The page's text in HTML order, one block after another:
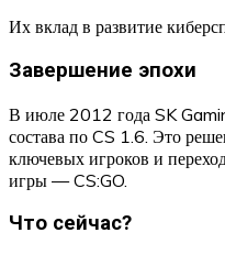
Их вклад в развитие
Завершение эпохи
В июле 2012 года SK
состава по CS 1.6. Это
ключевых игроков и
игры — CS:GO.
Что сейчас?